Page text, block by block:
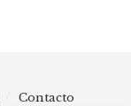
Contacto